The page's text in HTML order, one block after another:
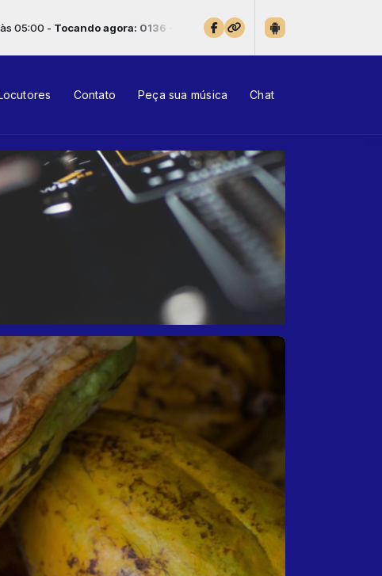
agora: 0136 - Elton John - Tiny Dancer
Contato Peça sua música Chat